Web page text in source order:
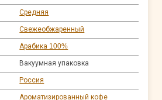
Средняя
Свежеобжаренный
Арабика 100%
Вакуумная упаковка
Россия
Ароматизированный кофе